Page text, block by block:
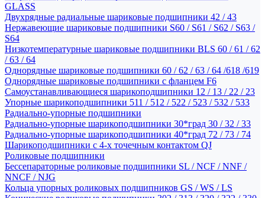
GLASS
Двухрядные радиальные шариковые подшипники 42 / 43
Нержавеющие шариковые подшипники S60 / S61 / S62 / S63 /
S64
Низкотемпературные шариковые подшипники BLS 60 / 61 / 62
/ 63 / 64
Однорядные шариковые подшипники 60 / 62 / 63 / 64 /618 /619
Однорядные шариковые подшипники с фланцем F6
Самоустанавливающиеся шарикоподшипники 12 / 13 / 22 / 23
Упорные шарикоподшипники 511 / 512 / 522 / 523 / 532 / 533
Радиально-упорные подшипники
Радиально-упорные шарикоподшипники 30*град 30 / 32 / 33
Радиально-упорные шарикоподшипники 40*град 72 / 73 / 74
Шарикоподшипники с 4-х точечным контактом QJ
Роликовые подшипники
Бессепараторные роликовые подшипники SL / NCF / NNF /
NNCF / NJG
Кольца упорных роликовых подшипников GS / WS / LS